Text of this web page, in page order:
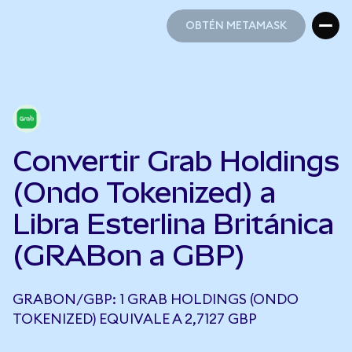
OBTÉN METAMASK
Convertir Grab Holdings
(Ondo Tokenized) a
Libra Esterlina Británica
(GRABon a GBP)
GRABON/GBP: 1 GRAB HOLDINGS (ONDO
TOKENIZED) EQUIVALE A 2,7127 GBP